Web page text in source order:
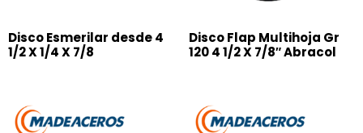
Disco Esmerilar desde 4
1/2 X 1/4 X 7/8
Disco Flap Multihoja Gr
120 4 1/2 X 7/8″ Abracol